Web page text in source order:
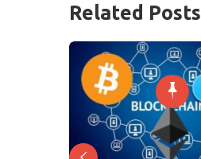
Related Posts